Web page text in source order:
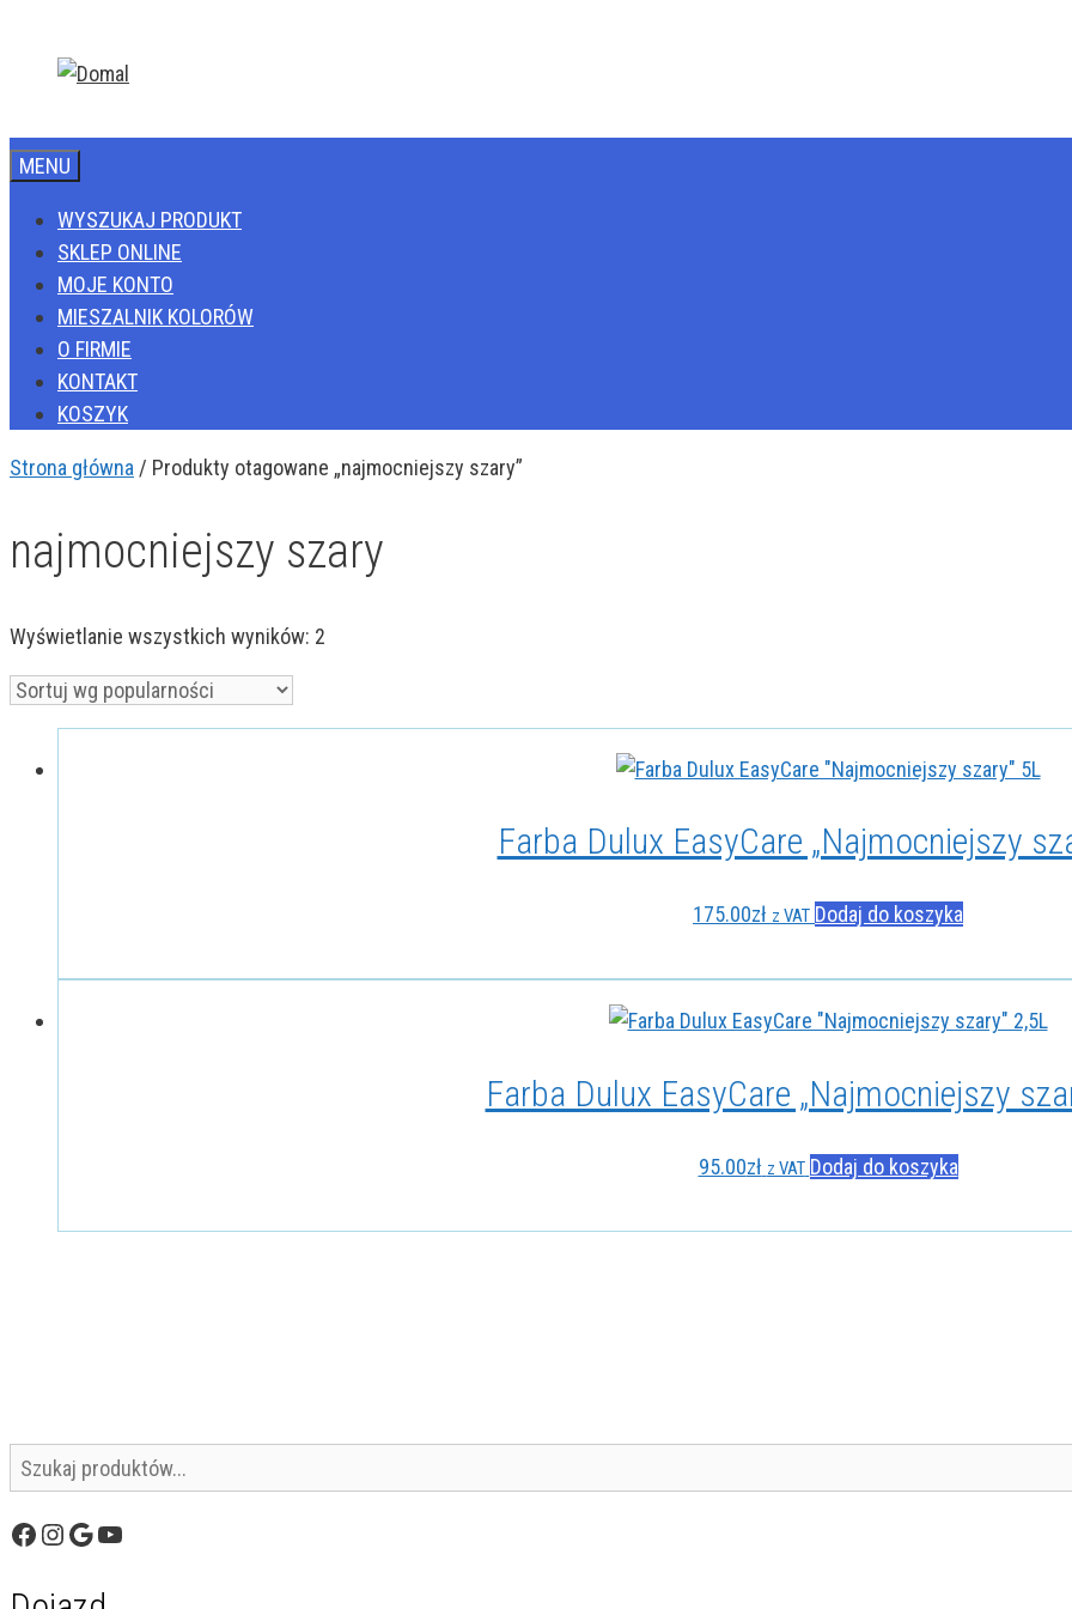
MENU
WYSZUKAJ PRODUKT
SKLEP ONLINE
MOJE KONTO
MIESZALNIK KOLORÓW
O FIRMIE
KONTAKT
KOSZYK
Strona główna / Produkty otagowane „najmocniejszy szary”
najmocniejszy szary
Wyświetlanie wszystkich wyników: 2
Farba Dulux EasyCare „Najmocniejszy
175.00zł z VAT Dodaj do koszyka
Farba Dulux EasyCare „Najmocniejszy
95.00zł z VAT Dodaj do koszyka
Szukaj
Facebook
Instagram
GoogleYouTube